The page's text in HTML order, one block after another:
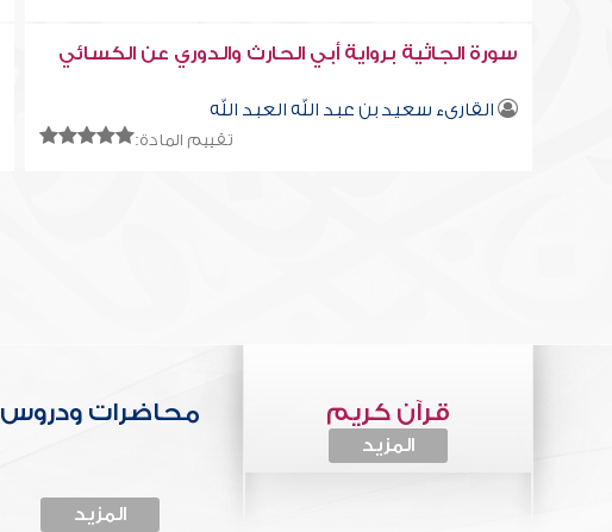
سورة الجاثية برواية أبي الحارث والدوري عن الكسائي
القارىء سعيد بن عبد الله العبد الله
تقييم المادة:
قرآن كريم
المزيد
محاضرات ودروس
المزيد